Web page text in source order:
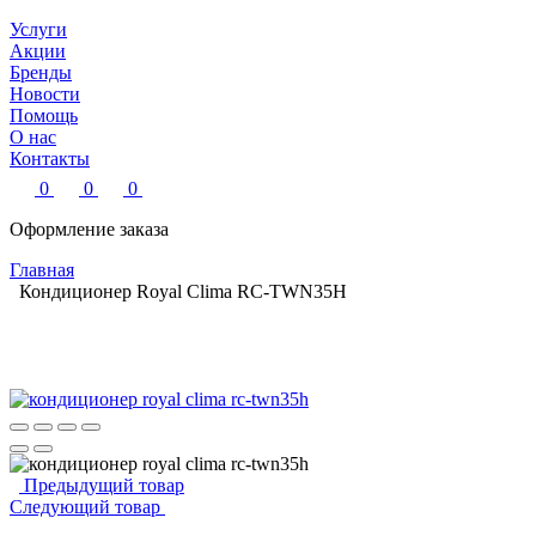
Услуги
Акции
Бренды
Новости
Помощь
О нас
Контакты
0
0
0
Оформление заказа
Главная
Кондиционер Royal Clima RC-TWN35H
Предыдущий товар
Следующий товар